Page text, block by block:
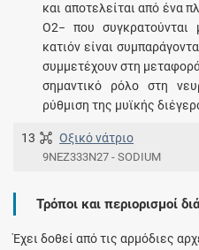
και αποτελείται από ένα
O2− που συγκρατούνται
κατιόν είναι
συμμετέχουν στη
σημαντικό ρόλο στη
ρύθμιση της μυϊκής
13 Οξικό νάτριο
9NEZ333N27 - SODIUM
Τρόποι και περιορισμοί
Έχει δοθεί από τις αρμόδιες